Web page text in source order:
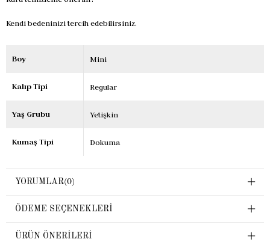
Kendi bedeninizi tercih edebilirsiniz.
Boy Mini
Kalıp Tipi Regular
Yaş Grubu Yetişkin
Kumaş Tipi Dokuma
YORUMLAR(0)
ÖDEME SEÇENEKLERI
ÜRÜN ÖNERILERI